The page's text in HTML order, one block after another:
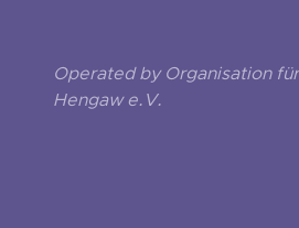
Operated by Organisation
Hengaw e.V.